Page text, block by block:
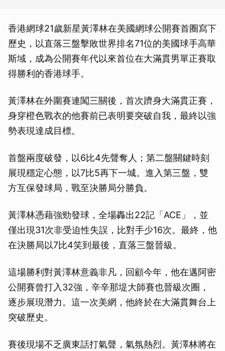
香港網球21歲新星黃澤林在美國網球公開賽首圈寫下
歷史，以直落三盤擊敗世界排名71位的美國球手高華
斯域，成為公開賽年代以來首位在大滿貫男單正賽取
得勝利的香港球手。
黃澤林在外圍賽連闖三關後，首次躋身大滿貫正賽，
身穿橙色戰衣的他賽前已表明要突破自我，最終以強
勢表現達成目標。
首盤兩度破發，以6比4先聲奪人；第二盤關鍵時刻
展現穩定心態，以7比5再下一城。進入第三盤，雙
方互保發球局，戰至決勝局分勝負。
黃澤林憑藉強勁發球，全場轟出22記「ACE」，並
僅出現31次非受迫性失誤，比對手少16次。最終，他
在決勝局以7比4笑到最後，直落三盤晉級。
這場勝利對黃澤林意義非凡，回顧今年，他在邁阿密
公開賽曾打入32強，辛辛那堤大師賽也晉級次圈，
逐步展現潛力。這一次美網，他終於在大滿貫舞台上
突破歷史。
賽後現場不乏廣東話打氣聲，氣氛熱烈。黃澤林將在